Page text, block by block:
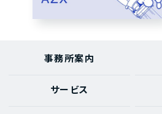
事務所案内
サービス